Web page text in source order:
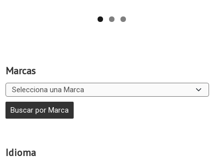
Marcas
Idioma